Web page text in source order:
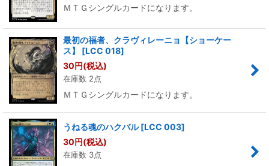
ＭＴＧシングルカードになります。
最初の福者、クラヴィレーニョ【ショーケー
ス】
[LCC 018]
30円(税込)
在庫数 2点
ＭＴＧシングルカードになります。
うねる魂のハクバル [LCC 003]
30円(税込)
在庫数 3点